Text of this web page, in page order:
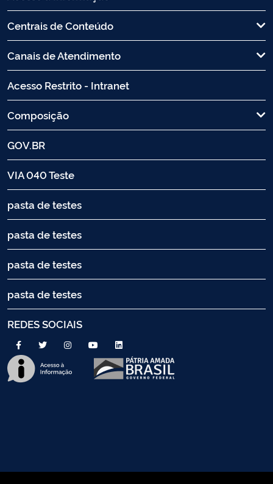
Centrais de Conteúdo
Canais de Atendimento
Acesso Restrito - Intranet
Composição
GOV.BR
VIA 040 Teste
pasta de testes
pasta de testes
pasta de testes
pasta de testes
REDES SOCIAIS